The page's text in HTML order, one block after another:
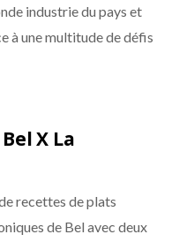
industrie du pays et
à une multitude de défis
X La
recettes de plats
de Bel avec deux